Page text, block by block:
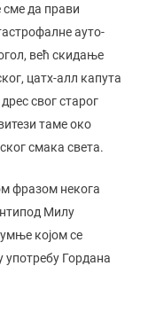
сме да прави
ауто-
већ скидање
цатх-алл капута
свог старог
таме око
смака света.
фразом некога
Милу
којом се
употребу Гордана